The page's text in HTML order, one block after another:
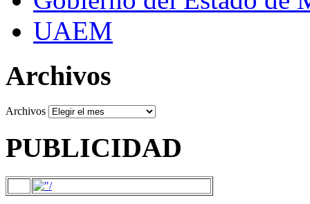
UAEM
Archivos
Archivos
PUBLICIDAD